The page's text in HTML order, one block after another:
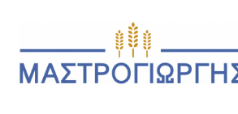
μετάβαση
στην
σε
περιεχόμενο